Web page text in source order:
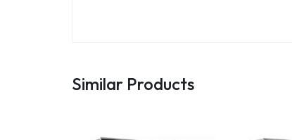
Similar Products